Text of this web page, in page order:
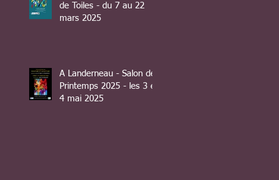
de Toiles - du 7 au 22
mars 2025
A Landerneau - Salon de
Printemps 2025 - les 3 et
4 mai 2025